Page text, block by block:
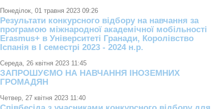
Понеділок, 01 травня 2023 09:26
Результати конкурсного відбору на навчання за
програмою міжнародної академічної мобільності
Erasmus+ в Університеті Гранади, Королівство
Іспанія в І семестрі 2023 - 2024 н.р.
Середа, 26 квітня 2023 11:45
ЗАПРОШУЄМО НА НАВЧАННЯ ІНОЗЕМНИХ
ГРОМАДЯН
Четвер, 27 квітня 2023 11:40